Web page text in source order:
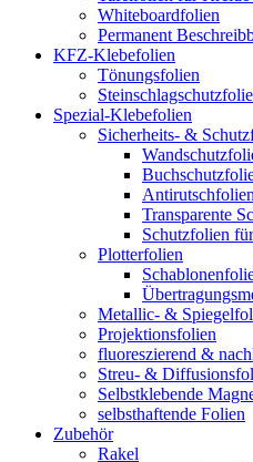
Whiteboardfolien
Permanent
KFZ-Klebefolien
Tönungsfolien
Steinschlagschutzfolie
Spezial-Klebefolien
Sicherheits- &
Antirutschfolien
Transparente
Schutzfolien
Plotterfolien
Metallic- &
Projektionsfolien
fluoreszierend &
Streu- &
Selbstklebende
selbsthaftende Folien
Zubehör
Rakel